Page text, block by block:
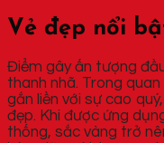
Vẻ đẹp nổi
Điểm gây ấn tượng
thanh nhã. Trong
gắn liền với sự cao
đẹp. Khi được ứng
thống, sắc vàng trở